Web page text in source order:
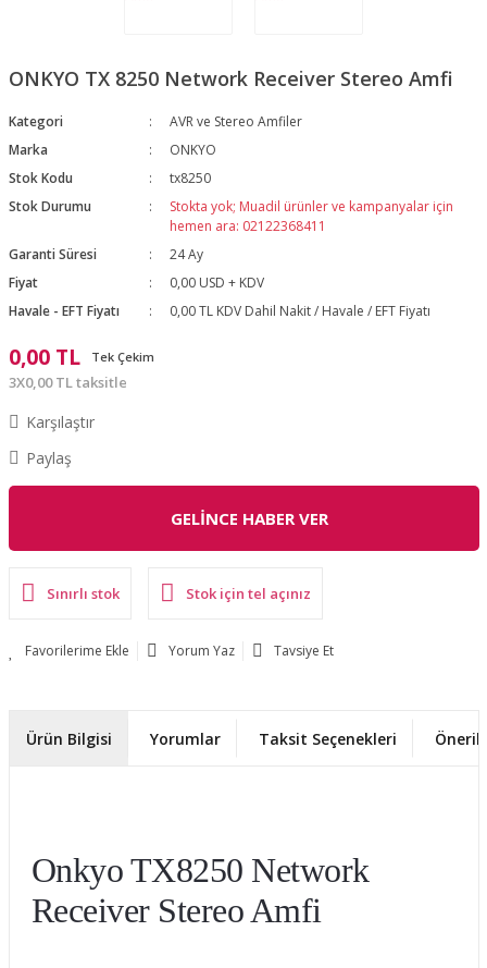
ONKYO TX 8250 Network Receiver Stereo Amfi
Kategori
AVR ve Stereo Amfiler
Marka
ONKYO
Stok Kodu
tx8250
Stok Durumu
Stokta yok; Muadil ürünler ve kampanyalar için
hemen ara: 02122368411
Garanti Süresi
24 Ay
Fiyat
0,00 USD + KDV
Havale - EFT Fiyatı
0,00 TL KDV Dahil Nakit / Havale / EFT Fiyatı
0,00 TL Tek Çekim
3X0,00 TL taksitle
Karşılaştır
Paylaş
GELİNCE HABER VER
Sınırlı stok Stok için tel açınız
Yorum Yaz Tavsiye Et
Ürün Bilgisi Yorumlar Taksit Seçenekleri
Onkyo TX8250 Network
Receiver Stereo Amfi